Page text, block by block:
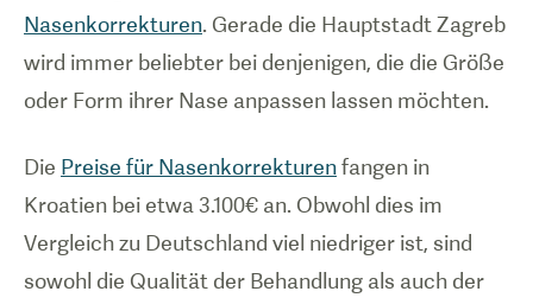
Nasenkorrekturen. Gerade die Hauptstadt Zagreb
wird immer beliebter bei denjenigen, die die Größe
oder Form ihrer Nase anpassen lassen möchten.
Die Preise für Nasenkorrekturenfangen in
Kroatien bei etwa 3.100€ an. Obwohl dies im
Vergleich zu Deutschland viel niedriger ist, sind
sowohl die Qualität der Behandlung als auch der